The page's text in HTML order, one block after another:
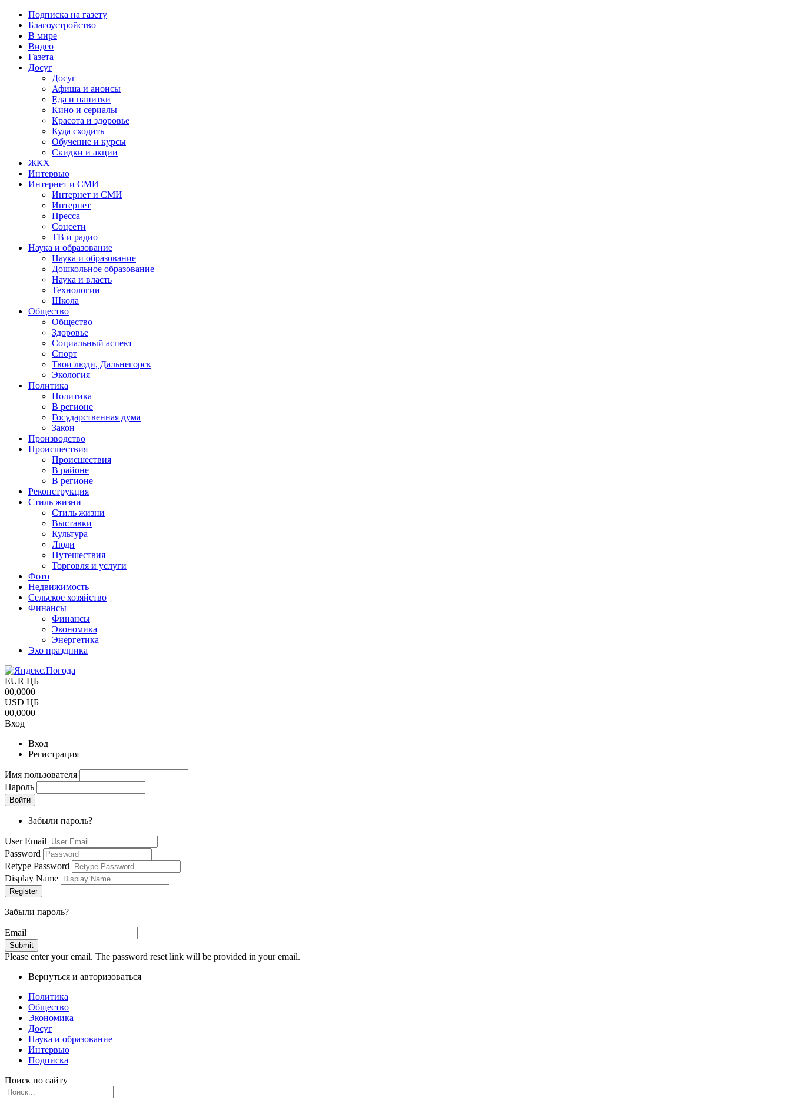
Подписка на газету
Благоустройство
В мире
Видео
Газета
Досуг
Досуг
Афиша и анонсы
Еда и напитки
Кино и сериалы
Красота и здоровье
Куда сходить
Обучение и курсы
Скидки и акции
ЖКХ
Интервью
Интернет и СМИ
Интернет и СМИ
Интернет
Пресса
Соцсети
ТВ и радио
Наука и образование
Наука и образование
Дошкольное образование
Наука и власть
Технологии
Школа
Общество
Общество
Здоровье
Социальный аспект
Спорт
Твои люди, Дальнегорск
Экология
Политика
Политика
В регионе
Государственная дума
Закон
Производство
Происшествия
Происшествия
В районе
В регионе
Реконструкция
Стиль жизни
Стиль жизни
Выставки
Культура
Люди
Путешествия
Торговля и услуги
Фото
Недвижимость
Сельское хозяйство
Финансы
Финансы
Экономика
Энергетика
Эхо праздника
EUR ЦБ
00,0000
USD ЦБ
00,0000
Вход
Вход
Регистрация
Имя пользователя
Пароль
Забыли пароль?
User Email
Password
Retype Password
Display Name
Забыли пароль?
Email
Please enter your email. The password reset link will be provided in your email.
Вернуться и авторизоваться
Политика
Общество
Экономика
Досуг
Наука и образование
Интервью
Подписка
Поиск по сайту